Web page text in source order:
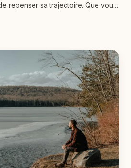
repenser sa trajectoire. Que vous
le bilan de carrière (également